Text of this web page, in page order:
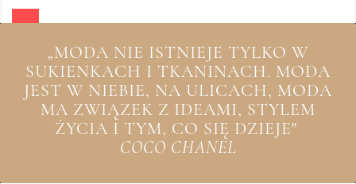
„MODA NIE ISTNIEJE TYLKO W
SUKIENKACH I TKANINACH. MODA
JEST W NIEBIE, NA ULICACH, MODA
MA ZWIĄZEK Z IDEAMI, STYLEM
ŻYCIA I TYM, CO SIĘ DZIEJE"
COCO CHANEL